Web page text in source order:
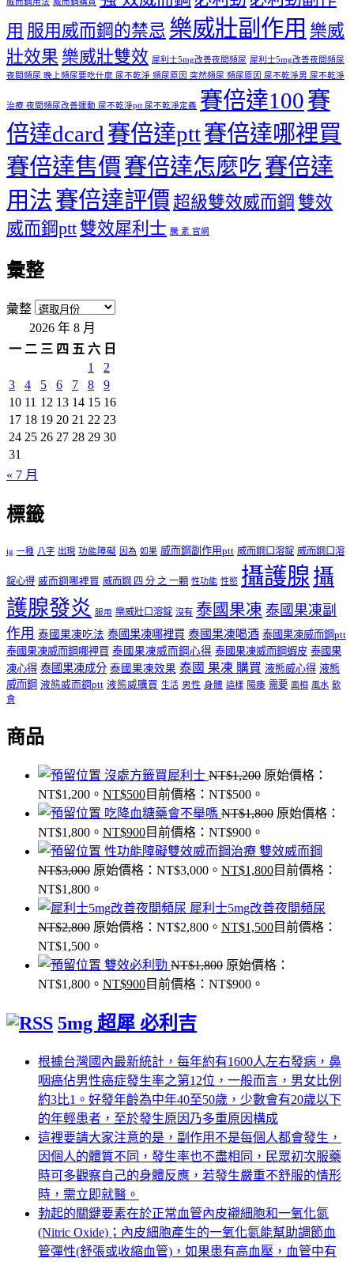
威而鋼用法 威而鋼購買
用 服用威而鋼的禁忌 樂威壯副作用 樂威
壯效果 樂威壯雙效 犀利士5mg改善夜間頻尿 犀利士5mg改善夜間頻尿
夜間頻尿 晚上頻尿要吃什麼 尿不乾淨 頻尿原因 突然頻尿 頻尿原因 尿不乾淨男 尿不乾淨
治療 夜間頻尿改善運動 尿不乾淨ptt 尿不乾淨定義 賽倍達100賽
倍達dcard 賽倍達ptt賽倍達哪裡買
賽倍達售價 賽倍達怎麼吃賽倍達
用法賽倍達評價 超級雙效威而鋼 雙效
威而鋼ptt 雙效犀利士 騰 素 官網
彙整
彙整
2026 年 8 月
一 二 三 四 五 六 日
1
2
3
4 5 6 7 8
9
10 11 12 13 14 15 16
17 18 19 20 21 22 23
24 25 26 27 28 29 30
31
« 7 月
標籤
ig 一種 八字 出現 功能障礙 因為 如果 威而鋼副作用ptt 威而鋼口溶錠 威而鋼口溶
錠心得 威而鋼哪裡買 威而鋼 四 分 之 一顆 性功能 性慾 攝護腺 攝
護腺發炎
服用 樂威壯口溶錠 沒有 泰國果凍 泰國果凍副
作用 泰國果凍吃法 泰國果凍哪裡買 泰國果凍喝酒 泰國果凍威而鋼ptt
泰國果凍威而鋼哪裡買 泰國果凍威而鋼心得 泰國果凍威而鋼蝦皮 泰國果
凍心得 泰國果凍成分 泰國果凍效果 泰國 果凍 購買 液態威心得 液態
威而鋼 液態威而鋼ptt 液態威購買 生活 男性 身體 這樣 陽痿 需要 面相 風水 飲
食
商品
沒處方籤買犀利士 NT$1,200 原始價格：
NT$1,200。 NT$500目前價格：NT$500。
吃降血糖藥會不舉嗎 NT$1,800 原始價格：
NT$1,800。 NT$900目前價格：NT$900。
性功能障礙雙效威而鋼治療 雙效威而鋼
NT$3,000 原始價格：NT$3,000。 NT$1,800目前價格：
NT$1,800。
犀利士5mg改善夜間頻尿
NT$2,800 原始價格：NT$2,800。 NT$1,500目前價格：
NT$1,500。
雙效必利勁 NT$1,800 原始價格：
NT$1,800。 NT$900目前價格：NT$900。
5mg 超犀 必利吉
根據台灣國內最新統計，每年約有1600人左右發病，鼻
咽癌佔男性癌症發生率之第12位，一般而言，男女比例
約3比1。好發年齡為中年40至50歲，少數會有20歲以下
的年輕患者，至於發生原因乃多重原因構成
這裡要請大家注意的是，副作用不是每個人都會發生，
因個人的體質不同，發生率也不盡相同，民眾初次服藥
時可多觀察自己的身體反應，若發生嚴重不舒服的情形
時，需立即就醫。
勃起的關鍵要素在於正常血管內皮襯細胞和一氧化氮
(Nitric Oxide)；內皮細胞產生的一氧化氮能幫助調節血
管彈性(舒張或收縮血管)，如果患有高血壓，血管中有